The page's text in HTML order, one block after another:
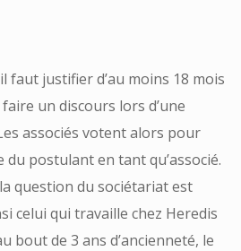
faut justifier d’au moins 18 mois
un discours lors d’une
associés votent alors pour
du postulant en tant qu’associé.
question du sociétariat est
celui qui travaille chez Heredis
bout de 3 ans d’ancienneté, le